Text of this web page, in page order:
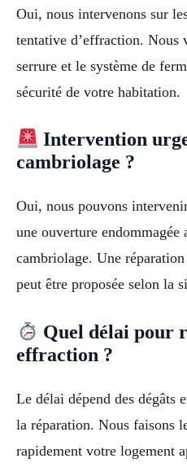
Oui, nous intervenons sur
tentative d’effraction. Nous
serrure et le système de
sécurité de votre habitation.
Intervention
cambriolage ?
Oui, nous pouvons
une ouverture endommagée
cambriolage. Une
peut être proposée selon la
Quel délai pour
effraction ?
Le délai dépend des dégâts
la réparation. Nous faisons
rapidement votre logement